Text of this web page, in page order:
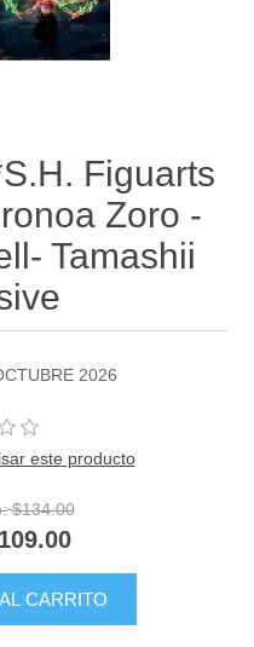
Figuarts
Zoro -
Tamashii
2026
este producto
$134.00
CARRITO